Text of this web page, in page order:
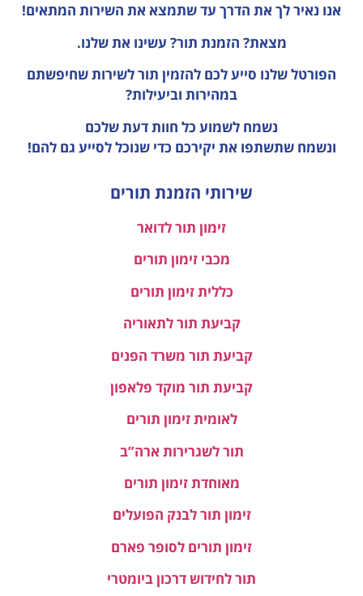
אנו נאיר לך את הדרך עד שתמצא את השירות המתאים!
מצאת? הזמנת תור? עשינו את שלנו.
הפורטל שלנו סייע לכם להזמין תור לשירות שחיפשתם
במהירות וביעילות?
נשמח לשמוע כל חוות דעתשלכם
ונשמח שתשתפו את יקירכם כדי שנוכל לסייע גם להם!
שירותי הזמנת תורים
זימון תור לדואר
מכבי זימון תורים
כללית זימון תורים
קביעת תור לתאוריה
קביעת תור משרד הפנים
קביעת תור מוקד פלאפון
לאומית זימון תורים
תור לשגרירות ארה”ב
מאוחדת זימון תורים
זימון תור לבנק הפועלים
זימון תורים לסופר פארם
תור לחידוש דרכון ביומטרי